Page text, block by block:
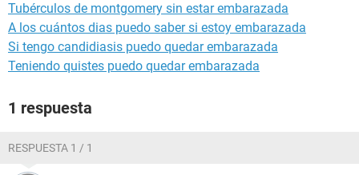
Tubérculos de montgomery sin estar embarazada
A los cuántos dias puedo saber si estoy embarazada
Si tengo candidiasis puedo quedar embarazada
Teniendo quistes puedo quedar embarazada
1 respuesta
RESPUESTA 1 / 1